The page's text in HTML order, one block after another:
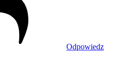
Odpowiedz